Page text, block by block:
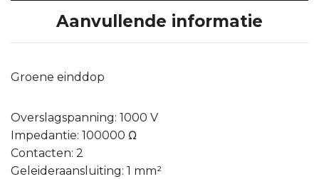
Aanvullende informatie
Groene einddop
Overslagspanning: 1000 V
Impedantie: 100000 Ω
Contacten: 2
Geleideraansluiting: 1 mm²